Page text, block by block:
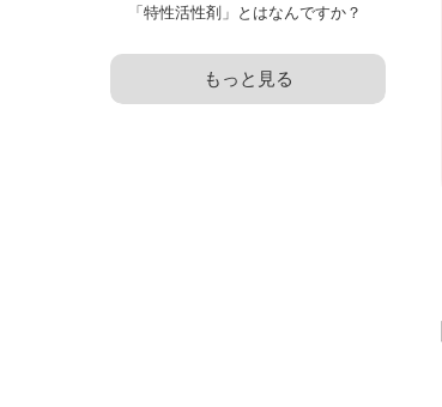
「特性活性剤」とはなんですか？
もっと見る